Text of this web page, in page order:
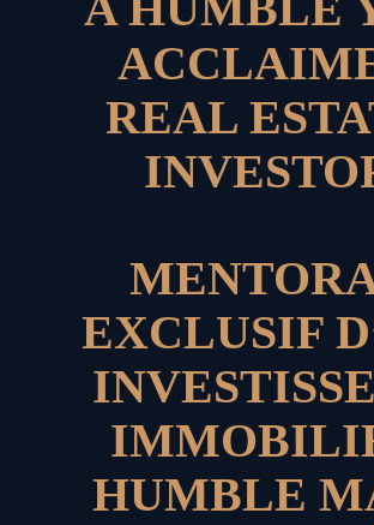
REAL
EXCLUSIF
HUMBLE